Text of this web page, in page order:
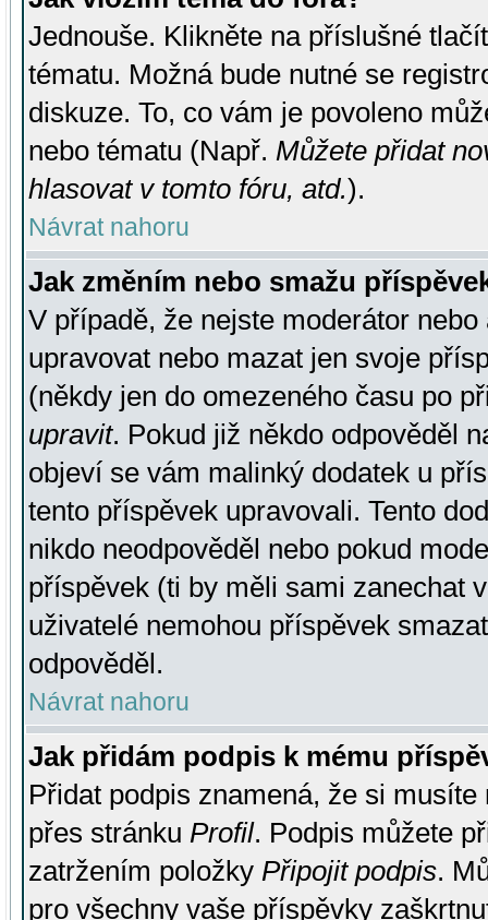
Jednouše. Klikněte na příslušné
tématu. Možná bude nutné se
diskuze. To, co vám je povoleno
nebo tématu (Např. Můžete přidat
hlasovat v tomto fóru, atd.).
Návrat nahoru
Jak změním nebo smažu
V případě, že nejste moderátor
upravovat nebo mazat jen svoje
(někdy jen do omezeného času po
upravit. Pokud již někdo odpověděl
objeví se vám malinký dodatek u
tento příspěvek upravovali. Tento
nikdo neodpověděl nebo pokud
příspěvek (ti by měli sami zanechat
uživatelé nemohou příspěvek
odpověděl.
Návrat nahoru
Jak přidám podpis k mému
Přidat podpis znamená, že si
přes stránku Profil. Podpis můžete
zatržením položky Připojit podpis.
pro všechny vaše příspěvky